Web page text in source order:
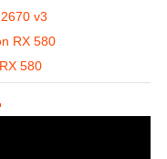
v3
RX 580
580